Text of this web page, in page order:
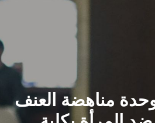
الرئيسيـة
القطاعـات
الشئون الأكاديمية
مناهضة العنف